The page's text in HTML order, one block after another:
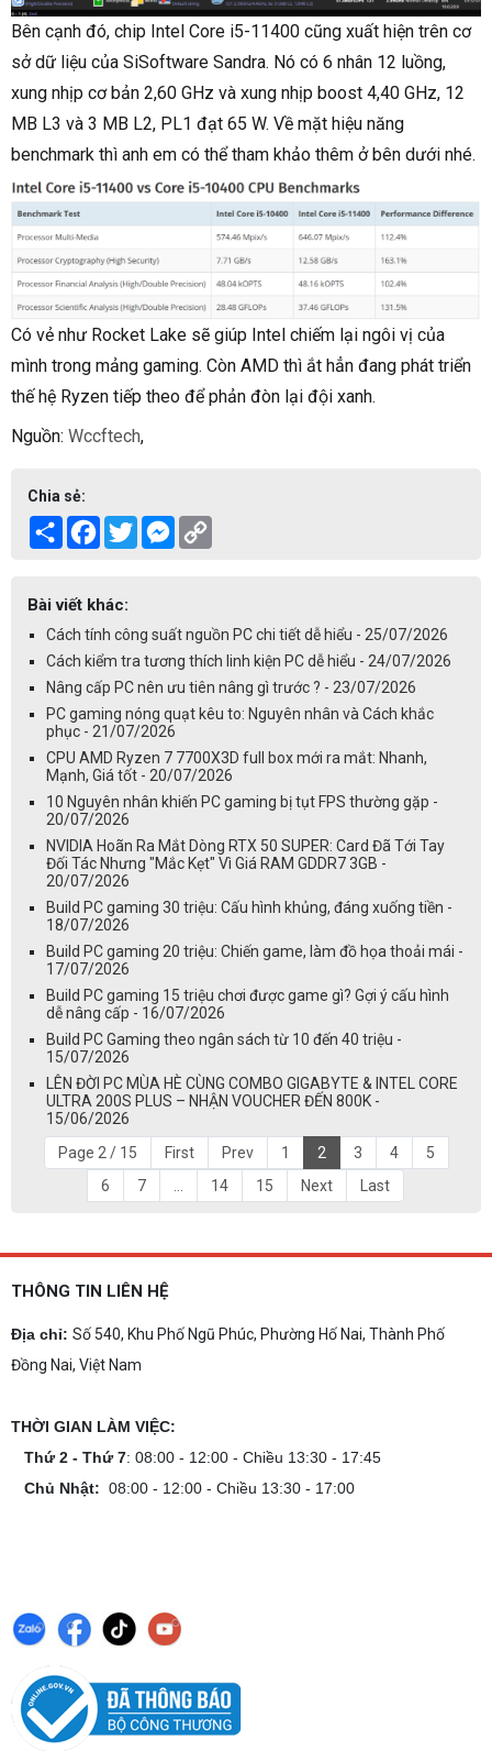
Bên cạnh đó, chip Intel Core i5-11400 cũng xuất hiện trên cơ
sở dữ liệu của SiSoftware Sandra. Nó có 6 nhân 12 luồng,
xung nhịp cơ bản 2,60 GHz và xung nhịp boost 4,40 GHz, 12
MB L3 và 3 MB L2, PL1 đạt 65 W. Về mặt hiệu năng
benchmark thì anh em có thể tham khảo thêm ở bên dưới nhé.
Có vẻ như Rocket Lake sẽ giúp Intel chiếm lại ngôi vị của
mình trong mảng gaming. Còn AMD thì ắt hẳn đang phát triển
thế hệ Ryzen tiếp theo để phản đòn lại đội xanh.
Nguồn: Wccftech,
Chia sẻ:
Share Facebook
TwitterMessenger
Bài viết khác:
Cách tính công suất nguồn PC chi tiết dễ hiểu - 25/07/2026
Cách kiểm tra tương thích linh kiện PC dễ hiểu - 24/07/2026
Nâng cấp PC nên ưu tiên nâng gì trước ? - 23/07/2026
PC gaming nóng quạt kêu to: Nguyên nhân và Cách khắc
phục - 21/07/2026
CPU AMD Ryzen 7 7700X3D full box mới ra mắt: Nhanh,
Mạnh, Giá tốt - 20/07/2026
10 Nguyên nhân khiến PC gaming bị tụt FPS thường gặp -
20/07/2026
NVIDIA Hoãn Ra Mắt Dòng RTX 50 SUPER: Card Đã Tới Tay
Đối Tác Nhưng "Mắc Kẹt" Vì Giá RAM GDDR7 3GB -
20/07/2026
Build PC gaming 30 triệu: Cấu hình khủng, đáng xuống tiền -
18/07/2026
Build PC gaming 20 triệu: Chiến game, làm đồ họa thoải mái -
17/07/2026
Build PC gaming 15 triệu chơi được game gì? Gợi ý cấu hình
dễ nâng cấp - 16/07/2026
Build PC Gaming theo ngân sách từ 10 đến 40 triệu -
15/07/2026
LÊN ĐỜI PC MÙA HÈ CÙNG COMBO GIGABYTE & INTEL CORE
ULTRA 200S PLUS – NHẬN VOUCHER ĐẾN 800K -
15/06/2026
Page 2 / 15
First Prev 1 2 3 4
5
6
7 14 15 Next Last
THÔNG TIN LIÊN HỆ
Địa chỉ: Số 540, Khu Phố Ngũ Phúc, Phường Hố Nai, Thành Phố
Đồng Nai, Việt Nam
THỜI GIAN LÀM VIỆC:
Thứ 2 - Thứ 7: 08:00 - 12:00 - Chiều 13:30 - 17:45
Chủ Nhật: 08:00 - 12:00 - Chiều 13:30 - 17:00